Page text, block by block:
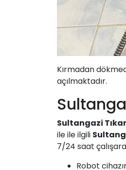
Kırmadan
açılmaktadır.
Sultangazi
ile ile ilgili
7/24 saat
Robot